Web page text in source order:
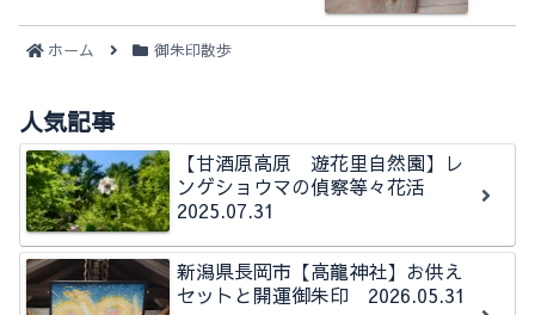
ホーム 御朱印散歩
人気記事
【甘酒原高原 遊花里自然園】レ
ンゲショウマの偵察等々花活
2025.07.31
新潟県長岡市【高龍神社】お供え
セットと開運御朱印 2026.05.31